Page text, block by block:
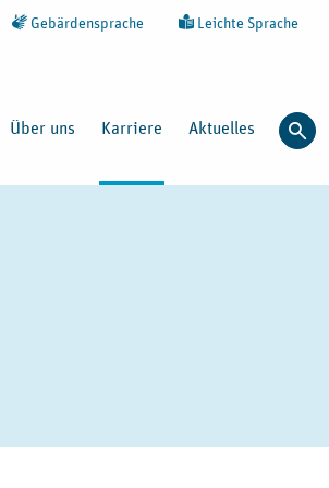
Gebärdensprache Leichte Sprache
Über uns Karriere Aktuelles